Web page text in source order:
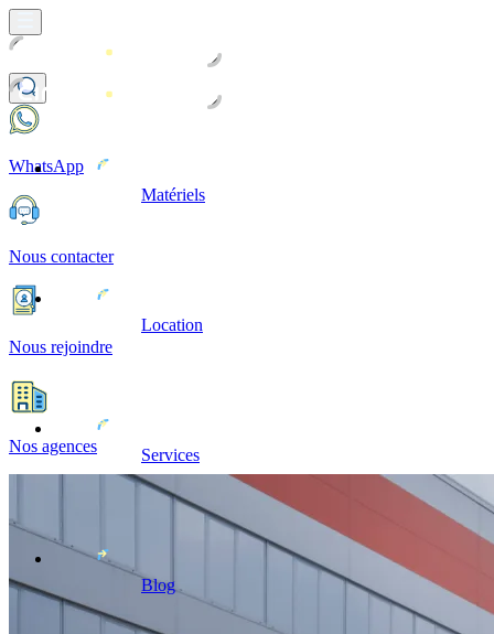
Matériels
Location
Services
Blog
WhatsApp
Nous contacter
Nous rejoindre
Nos agences